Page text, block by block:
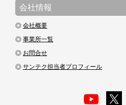
会社情報
会社概要
事業所一覧
お問合せ
サンテク担当者プロフィール